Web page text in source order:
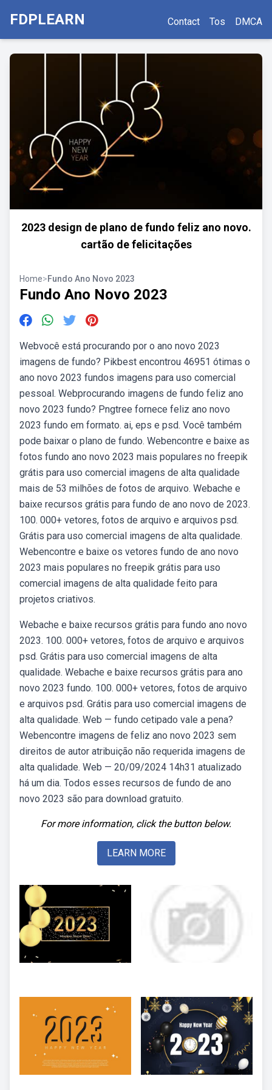
FDPLEARN Contact Tos DMCA
2023 design de plano de fundo feliz ano novo.
cartão de felicitações
Home>Fundo Ano Novo 2023
Fundo Ano Novo 2023
Webvocê está procurando por o ano novo 2023
imagens de fundo? Pikbest encontrou 46951 ótimas o
ano novo 2023 fundos imagens para uso comercial
pessoal. Webprocurando imagens de fundo feliz ano
novo 2023 fundo? Pngtree fornece feliz ano novo
2023 fundo em formato. ai, eps e psd. Você também
pode baixar o plano de fundo. Webencontre e baixe as
fotos fundo ano novo 2023 mais populares no freepik
grátis para uso comercial imagens de alta qualidade
mais de 53 milhões de fotos de arquivo. Webache e
baixe recursos grátis para fundo de ano novo de 2023.
100. 000+ vetores, fotos de arquivo e arquivos psd.
Grátis para uso comercial imagens de alta qualidade.
Webencontre e baixe os vetores fundo de ano novo
2023 mais populares no freepik grátis para uso
comercial imagens de alta qualidade feito para
projetos criativos.
Webache e baixe recursos grátis para fundo ano novo
2023. 100. 000+ vetores, fotos de arquivo e arquivos
psd. Grátis para uso comercial imagens de alta
qualidade. Webache e baixe recursos grátis para ano
novo 2023 fundo. 100. 000+ vetores, fotos de arquivo
e arquivos psd. Grátis para uso comercial imagens de
alta qualidade. Web — fundo cetipado vale a pena?
Webencontre imagens de feliz ano novo 2023 sem
direitos de autor atribuição não requerida imagens de
alta qualidade. Web — 20/09/2024 14h31 atualizado
há um dia. Todos esses recursos de fundo de ano
novo 2023 são para download gratuito.
For more information, click the button below.
LEARN MORE